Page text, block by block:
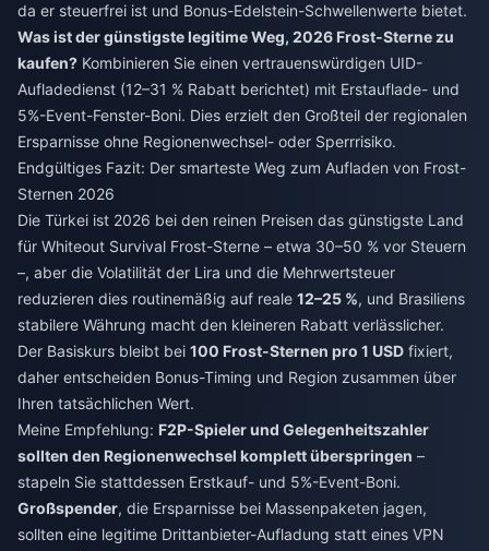
da er steuerfrei ist und Bonus-Edelstein-Schwellenwerte bietet.
Was ist der günstigste legitime Weg, 2026 Frost-Sterne zu
kaufen? Kombinieren Sie einen vertrauenswürdigen UID-
Aufladedienst (12–31 % Rabatt berichtet) mit Erstauflade- und
5%-Event-Fenster-Boni. Dies erzielt den Großteil der regionalen
Ersparnisse ohne Regionenwechsel- oder Sperrrisiko.
Endgültiges Fazit: Der smarteste Weg zum Aufladen von Frost-
Sternen 2026
Die Türkei ist 2026 bei den reinen Preisen das günstigste Land
für Whiteout Survival Frost-Sterne – etwa 30–50 % vor Steuern
–, aber die Volatilität der Lira und die Mehrwertsteuer
reduzieren dies routinemäßig auf reale 12–25 %, und Brasiliens
stabilere Währung macht den kleineren Rabatt verlässlicher.
Der Basiskurs bleibt bei 100 Frost-Sternen pro 1 USD fixiert,
daher entscheiden Bonus-Timing und Region zusammen über
Ihren tatsächlichen Wert.
Meine Empfehlung: F2P-Spieler und Gelegenheitszahler
sollten den Regionenwechsel komplett überspringen –
stapeln Sie stattdessen Erstkauf- und 5%-Event-Boni.
Großspender, die Ersparnisse bei Massenpaketen jagen,
sollten eine legitime Drittanbieter-Aufladung statt eines VPN